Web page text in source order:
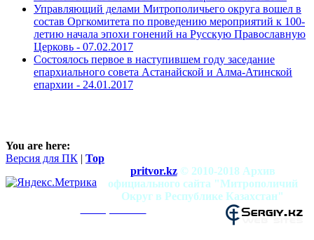
Управляющий делами Митрополичьего округа вошел в
состав Оргкомитета по проведению мероприятий к 100-
летию начала эпохи гонений на Русскую Православную
Церковь - 07.02.2017
Состоялось первое в наступившем году заседание
епархиального совета Астанайской и Алма-Атинской
епархии - 24.01.2017
You are here:
Версия для ПК | Top
pritvor.kz © 2010-2018 Архив
официального сайта "Митрополичий
Округ в Республике Казахстан"